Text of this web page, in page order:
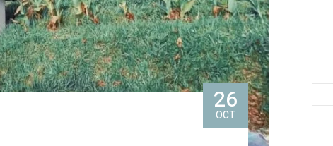
26
OCT